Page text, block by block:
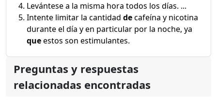
Levántese a la misma hora todos los días. ...
Intente limitar la cantidad decafeína y nicotina
durante el día y en particular por la noche, ya
queestos son estimulantes.
Preguntas y respuestas
relacionadas encontradas